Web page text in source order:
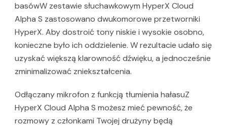
basówW zestawie słuchawkowym HyperX Cloud
Alpha S zastosowano dwukomorowe przetworniki
HyperX. Aby dostroić tony niskie i wysokie osobno,
konieczne było ich oddzielenie. W rezultacie udało się
uzyskać większą klarowność dźwięku, a jednocześnie
zminimalizować zniekształcenia.
Odłączany mikrofon z funkcją tłumienia hałasuZ
HyperX Cloud Alpha S możesz mieć pewność, że
rozmowy z członkami Twojej drużyny będą